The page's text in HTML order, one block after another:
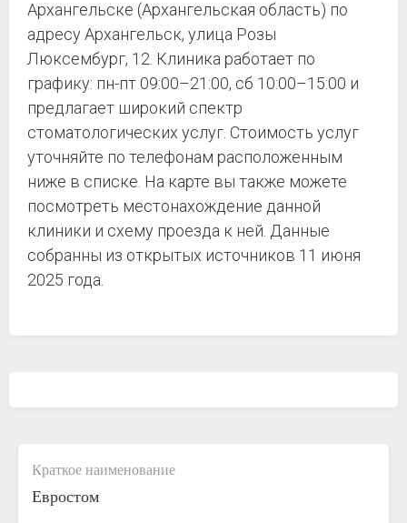
Архангельске (Архангельская область) по
адресу Архангельск, улица Розы
Люксембург, 12. Клиника работает по
графику: пн-пт 09:00–21:00, сб 10:00–15:00 и
предлагает широкий спектр
стоматологических услуг. Стоимость услуг
уточняйте по телефонам расположенным
ниже в списке. На карте вы также можете
посмотреть местонахождение данной
клиники и схему проезда к ней. Данные
собранны из открытых источников 11 июня
2025 года.
Краткое наименование
Евростом